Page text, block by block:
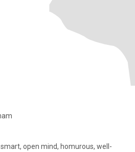
open mind, homurous, well-